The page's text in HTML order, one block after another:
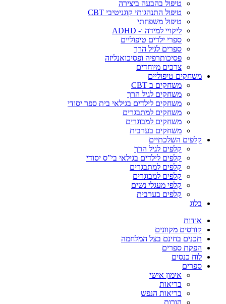
טיפול בהבעה ביצירה
טיפול התנהגותי קוגניטיבי CBT
טיפול משפחתי
ליקויי למידה ו- ADHD
ספרי ילדים טיפוליים
ספרים לגיל הרך
פסיכותרפיה ופסיכואנליזה
צרכים מיוחדים
משחקים טיפוליים
משחקים ב CBT
משחקים לגיל הרך
משחקים לילדים בגילאי בית ספר יסודי
משחקים למתבגרים
משחקים למבוגרים
משחקים בערבית
קלפים השלכתיים
קלפים לגיל הרך
קלפים לילדים בגילאי בי”ס יסודי
קלפים למתבגרים
קלפים למבוגרים
קלפי מעגלי נשים
קלפים בערבית
בלוג
אודות
קורסים מקוונים
תכנים בחינם בצל המלחמה
הפקת ספרים
לוח כנסים
ספרים
אימון אישי
בריאות
בריאות הנפש
הורות